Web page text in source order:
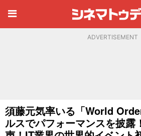
ADVERTISEMENT
須藤元気率いる「World
ルスでパフォーマンスを披露